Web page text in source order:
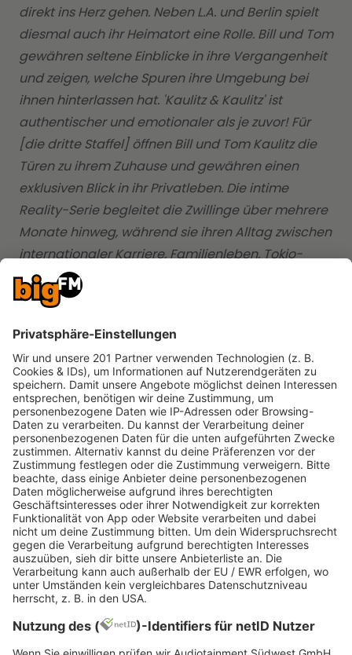
direkt ins Herz gehen. Neben L.A. und Berlin spielt
diesmal auch ihr Heimatort eine Rolle. Bill und Tom
gewähren seltene Einblicke in ihre Vergangenheit
und zeigen, welche Spuren ihre Umgebung bei
ihnen hinterlassen hat. 'Kaulitz & Kaulitz' ist
authentischer und emotionaler als je zuvor! Für
[die dritte Staffel] öffnen Bill und Tom Kaulitz die
Türen zu ihrem Zuhause und gewähren einen
exklusiven Blick in ihr Privatleben. Die intime
Reality-Serie begleitet die Zwillinge über mehrere
Monate hinweg, während sie ihren Alltag zwischen
internationaler Karriere, Familienleben, Tokio-
Hotel-Tourneen, Partys, Drama, Flirts und dem
Leben in Hollywood meistern. Es ist eine
zweier Brüder aus Magdeburg."
bigFM Deutschlands
biggste Beats